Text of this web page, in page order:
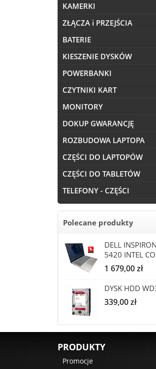
KAMERKI
ZŁĄCZA i PRZEJŚCIA
BATERIE
KIESZENIE DYSKÓW
POWERBANKI
CZYTNIKI KART
MONITORY
DOKUP GWARANCJĘ
ROZBUDOWA LAPTOPA
CZĘŚCI DO LAPTOPÓW
CZĘŚCI DO TABLETÓW
TELEFONY - CZĘŚCI
Polecane produkty
DELL
5420 INTEL
Cena
1 679,00 zł
DYSK HDD
Cena
339,00 zł
PRODUKTY
Promocje